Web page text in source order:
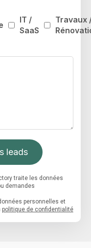
IT /
SaaS
Travaux
leads
traite les données
demandes
personnelles et
politique de confidentialité